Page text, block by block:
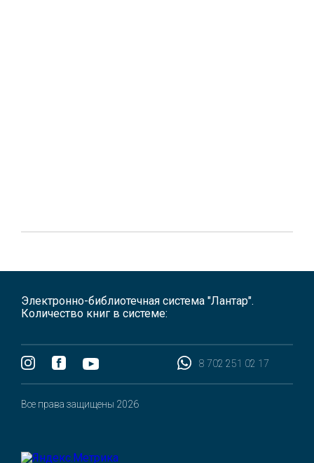
Электронно-библиотечная система "Лантар".
Количество книг в системе:
8 702 251 02 17
Все права защищены 2026